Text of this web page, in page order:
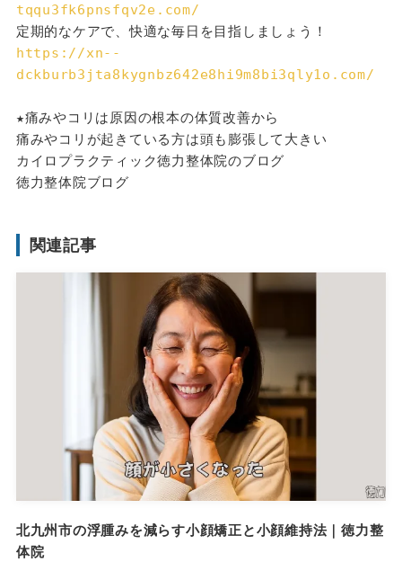
tqqu3fk6pnsfqv2e.com/
定期的なケアで、快適な毎日を目指しましょう！
https://xn--
dckburb3jta8kygnbz642e8hi9m8bi3qly1o.com/
★痛みやコリは原因の根本の体質改善から
痛みやコリが起きている方は頭も膨張して大きい
カイロプラクティック徳力整体院のブログ
徳力整体院ブログ
関連記事
北九州市の浮腫みを減らす小顔矯正と小顔維持法｜徳力整
体院